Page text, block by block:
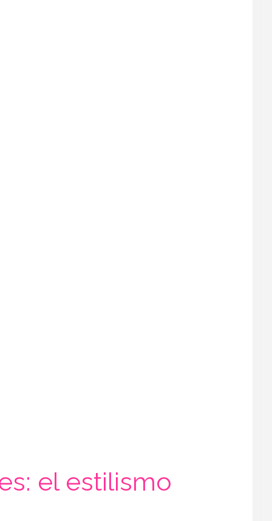
el estilismo